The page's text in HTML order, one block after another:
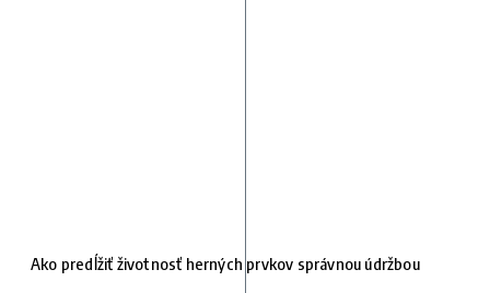
Ako predĺžiť životnosť herných prvkov správnou údržbou